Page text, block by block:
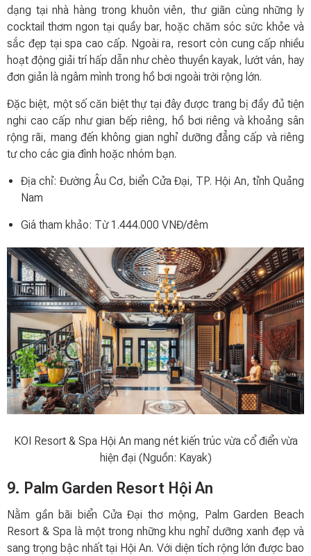
dạng tại nhà hàng trong khuôn viên, thư giãn cùng những ly
cocktail thơm ngon tại quầy bar, hoặc chăm sóc sức khỏe và
sắc đẹp tại spa cao cấp. Ngoài ra, resort còn cung cấp nhiều
hoạt động giải trí hấp dẫn như chèo thuyền kayak, lướt ván, hay
đơn giản là ngâm mình trong hồ bơi ngoài trời rộng lớn.
Đặc biệt, một số căn biệt thự tại đây được trang bị đầy đủ tiện
nghi cao cấp như gian bếp riêng, hồ bơi riêng và khoảng sân
rộng rãi, mang đến không gian nghỉ dưỡng đẳng cấp và riêng
tư cho các gia đình hoặc nhóm bạn.
Địa chỉ: Đường Âu Cơ, biển Cửa Đại, TP. Hội An, tỉnh Quảng
Nam
Giá tham khảo: Từ 1.444.000 VNĐ/đêm
KOI Resort & Spa Hội An mang nét kiến trúc vừa cổ điển vừa
hiện đại (Nguồn: Kayak)
9. Palm Garden Resort Hội An
Nằm gần bãi biển Cửa Đại thơ mộng, Palm Garden Beach
Resort & Spa là một trong những khu nghỉ dưỡng xanh đẹp và
sang trọng bậc nhất tại Hội An. Với diện tích rộng lớn được bao